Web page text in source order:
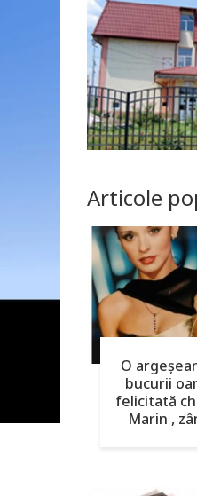
Articole
O
bucurii
felicitată
Marin ,